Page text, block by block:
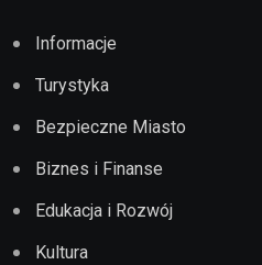
Informacje
Turystyka
Bezpieczne Miasto
Biznes i Finanse
Edukacja i Rozwój
Kultura